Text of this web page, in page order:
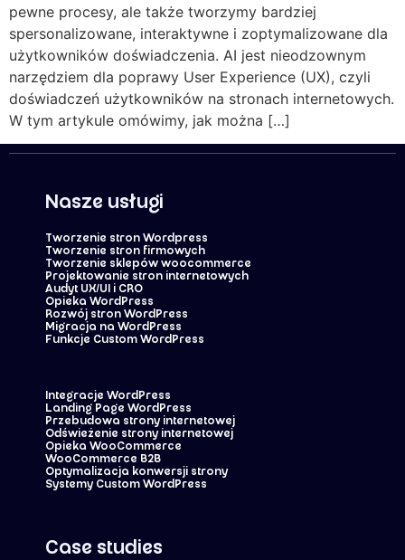
pewne procesy, ale także tworzymy bardziej
spersonalizowane, interaktywne i zoptymalizowane dla
użytkowników doświadczenia. AI jest nieodzownym
narzędziem dla poprawy User Experience (UX), czyli
doświadczeń użytkowników na stronach internetowych.
W tym artykule omówimy, jak można […]
Nasze usługi
Tworzenie stron Wordpress
Tworzenie stron firmowych
Tworzenie sklepów woocommerce
Projektowanie stron internetowych
Audyt UX/UI i CRO
Opieka WordPress
Rozwój stron WordPress
Migracja na WordPress
Funkcje Custom WordPress
Integracje WordPress
Landing Page WordPress
Przebudowa strony internetowej
Odświeżenie strony internetowej
Opieka WooCommerce
WooCommerce B2B
Optymalizacja konwersji strony
Systemy Custom WordPress
Case studies